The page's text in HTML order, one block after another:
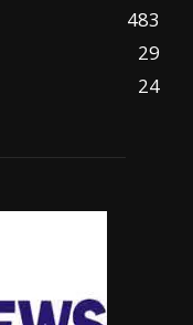
483
29
24